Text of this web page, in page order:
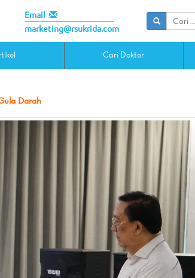
Email
marketing@rsukrida.com
Cari Dokter
Darah